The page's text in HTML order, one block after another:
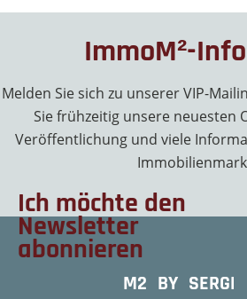
ImmoM²-
Melden Sie sich zu unserer VIP-
Sie frühzeitig unsere neuesten
Veröffentlichung und viele
Ich möchte den
Newsletter
abonnieren
M2 BY SERGE